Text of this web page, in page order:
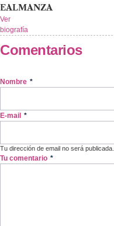
EALMANZA
Ver
biografía
Comentarios
Nombre *
E-mail *
Tu dirección de email no será publicada.
Tu comentario *